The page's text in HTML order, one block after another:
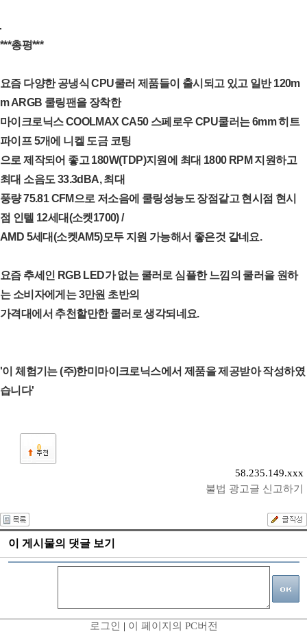
***총평***
요즘 다양한 공냉식 CPU쿨러 제품들이 출시되고 있고 일반 120m
m ARGB 쿨링팬을 장착한
마이크로닉스 COOLMAX CA50 스페로우 CPU쿨러는 6mm 히트
파이프 5개에 니켈 도금 코팅
으로 제작되어 좋고 180W(TDP)지원에 최대 1800 RPM 지원하고
최대 소음도 33.3dBA, 최대
풍량 75.81 CFM으로 저소음에 쿨링성능도 장점같고 현시점 현시
점 인텔 12세대(소켓1700) /
AMD 5세대(소켓AM5)모두 지원 가능해서 좋은것 같네요.
요즘 추세인 RGB LED가 없는 쿨러로 심플한 느낌의 쿨러을 원하
는 소비자에게는 3만원 초반의
가격대에서 추천할만한 쿨러로 생각되네요.
'이 체험기는 (주)한미마이크로닉스에서 제품을 제공받아 작성하였
습니다'
0
58.235.149.xxx
불법 광고글 신고하기
이 게시물의 댓글 보기
로그인 | 이 페이지의 PC버전